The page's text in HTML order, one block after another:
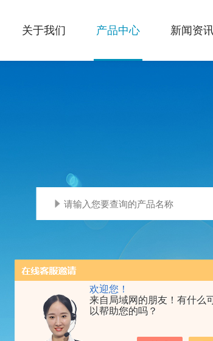
欢迎您！
来自局域网的朋友！有什么
以帮助您的吗？
关于我们 产品中心 新闻资